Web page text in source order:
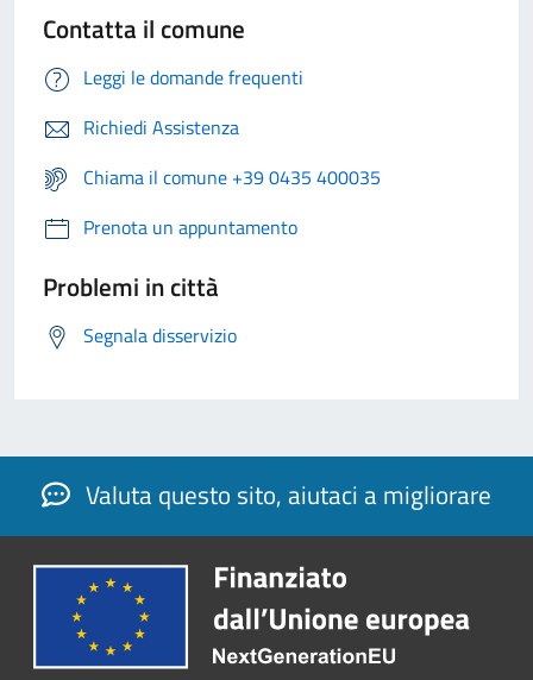
Contatta il comune
Leggi le domande frequenti
Richiedi Assistenza
Chiama il comune +39 0435 400035
Prenota un appuntamento
Problemi in città
Segnala disservizio
Valuta questo sito, aiutaci a migliorare